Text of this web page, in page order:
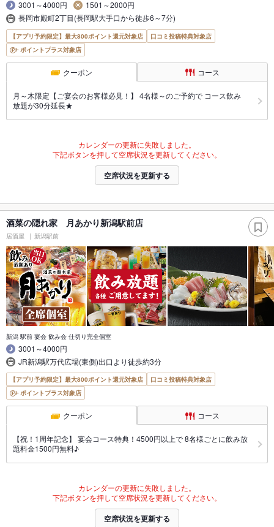
3001～4000円
1501～2000円
長岡市殿町2丁目(長岡駅大手口から徒歩6～7分)
【アプリ予約限定】最大800ポイント還元対象店
口コミ投稿特典対象店
ポイントプラス対象店
クーポン コース
月～木限定【ご宴会のお客様必見！】 4名様～のご予約で コース飲み
放題が30分延長★
カレンダーの更新に失敗しました。
下記ボタンを押して空席状況を更新してください。
空席状況を更新する
酒菜の隠れ家 月あかり新潟駅前店
居酒屋 新潟駅前
新潟 駅前 宴会 飲み会 仕切り完全個室
3001～4000円
JR新潟駅万代広場(東側)出口より徒歩約3分
【アプリ予約限定】最大800ポイント還元対象店
口コミ投稿特典対象店
ポイントプラス対象店
クーポン コース
【祝！1周年記念】 宴会コース特典！4500円以上で 8名様ごとに飲み放
題料金1500円無料♪
カレンダーの更新に失敗しました。
下記ボタンを押して空席状況を更新してください。
空席状況を更新する